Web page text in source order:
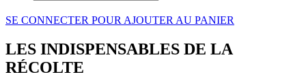
SE CONNECTER POUR AJOUTER AU PANIER
LES INDISPENSABLES DE LA
RÉCOLTE